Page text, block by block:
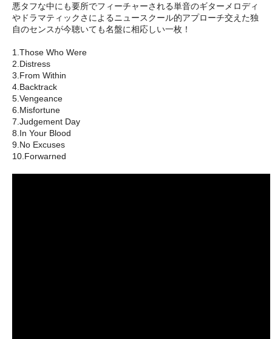
悪タフな中にも要所でフィーチャーされる単音のギターメロディ
やドラマティックさによるニュースクール的アプローチ交えた独
自のセンスが今聴いても名盤に相応しい一枚！
1.Those Who Were
2.Distress
3.From Within
4.Backtrack
5.Vengeance
6.Misfortune
7.Judgement Day
8.In Your Blood
9.No Excuses
10.Forwarned